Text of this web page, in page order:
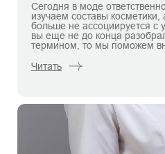
Сегодня в моде
изучаем составы косметики,
больше не ассоциируется с
вы еще не до конца
термином, то мы поможем
Читать